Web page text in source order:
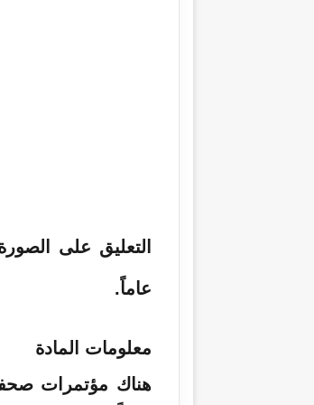
التعليق على
عاماً.
معلومات المادة
هناك مؤتمرات